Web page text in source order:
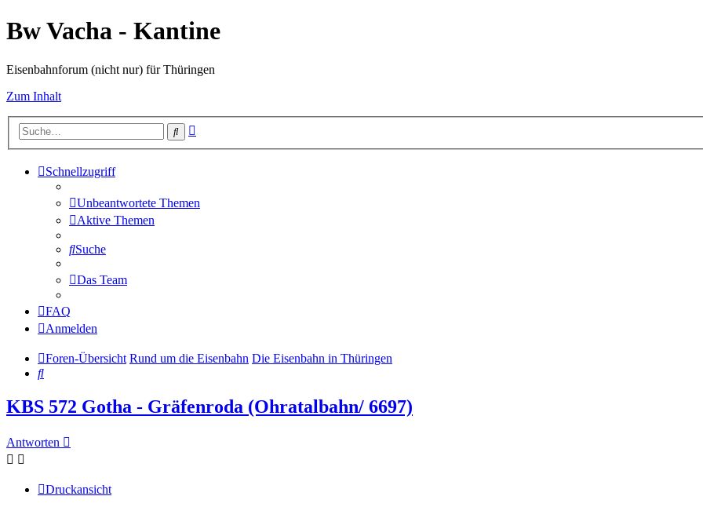
Bw Vacha - Kantine
Eisenbahnforum (nicht nur) für Thüringen
Zum Inhalt
Suche
Schnellzugriff
Unbeantwortete Themen
Aktive Themen
Suche
Das Team
FAQ
Anmelden
Foren-Übersicht Rund um die Eisenbahn Die Eisenbahn in Thüringen
Suche
KBS 572 Gotha - Gräfenroda (Ohratalbahn/ 6697)
Antworten
Druckansicht